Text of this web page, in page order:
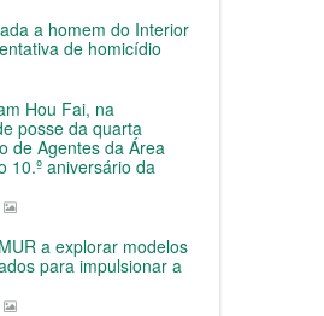
a homem do Interior
de homicídio
Hou Fai, na
posse da quarta
de Agentes da Área
10.º aniversário da
a explorar modelos
para impulsionar a